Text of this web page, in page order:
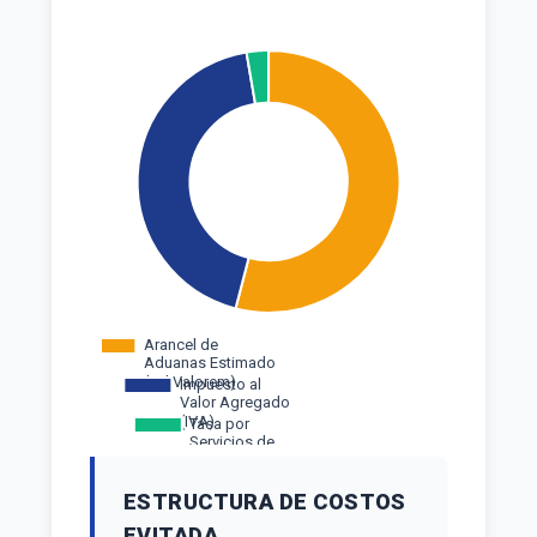
ESTRUCTURA DE COSTOS